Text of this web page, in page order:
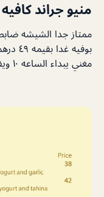
منيو جراند كافيه
ممتاز جدا الشيشه
مغني يبداء الساعه ١٠ ويقفل ١